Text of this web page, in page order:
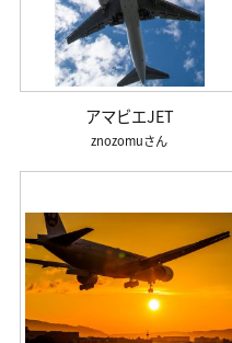
アマビエJET
znozomu